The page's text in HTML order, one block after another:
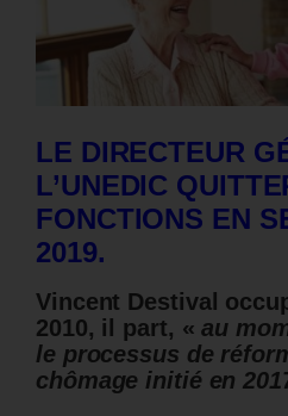
LE DIRECTEUR
L’UNEDIC
FONCTIONS EN
2019.
Vincent Destival
2010, il part, «au
le processus de
chômage initié en